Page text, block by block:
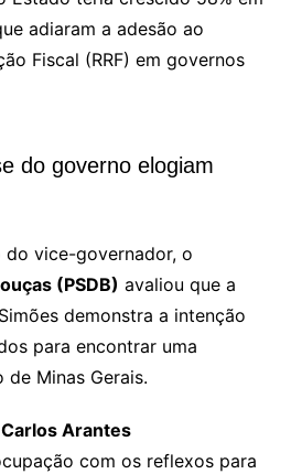
adiaram a adesão ao
Fiscal (RRF) em governos
do governo elogiam
do vice-governador, o
(PSDB) avaliou que a
demonstra a intenção
para encontrar uma
Minas Gerais.
Arantes
com os reflexos para